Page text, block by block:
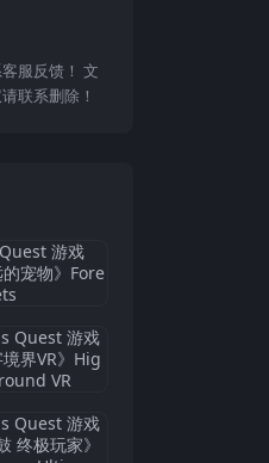
服反馈！ 文
联系删除！
游戏
的宠物》Fore
Quest 游戏
境界VR》Hig
VR
Quest 游戏
终极玩家》